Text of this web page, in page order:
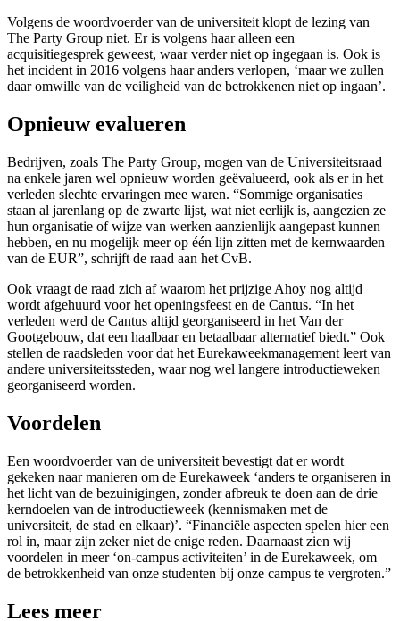
Volgens de woordvoerder van de universiteit klopt de lezing van
The Party Group niet. Er is volgens haar alleen een
acquisitiegesprek geweest, waar verder niet op ingegaan is. Ook is
het incident in 2016 volgens haar anders verlopen, ‘maar we zullen
daar omwille van de veiligheid van de betrokkenen niet op ingaan’.
Opnieuw evalueren
Bedrijven, zoals The Party Group, mogen van de Universiteitsraad
na enkele jaren wel opnieuw worden geëvalueerd, ook als er in het
verleden slechte ervaringen mee waren. “Sommige organisaties
staan al jarenlang op de zwarte lijst, wat niet eerlijk is, aangezien ze
hun organisatie of wijze van werken aanzienlijk aangepast kunnen
hebben, en nu mogelijk meer op één lijn zitten met de kernwaarden
van de EUR”, schrijft de raad aan het CvB.
Ook vraagt de raad zich af waarom het prijzige Ahoy nog altijd
wordt afgehuurd voor het openingsfeest en de Cantus. “In het
verleden werd de Cantus altijd georganiseerd in het Van der
Gootgebouw, dat een haalbaar en betaalbaar alternatief biedt.” Ook
stellen de raadsleden voor dat het Eurekaweekmanagement leert van
andere universiteitssteden, waar nog wel langere introductieweken
georganiseerd worden.
Voordelen
Een woordvoerder van de universiteit bevestigt dat er wordt
gekeken naar manieren om de Eurekaweek ‘anders te organiseren in
het licht van de bezuinigingen, zonder afbreuk te doen aan de drie
kerndoelen van de introductieweek (kennismaken met de
universiteit, de stad en elkaar)’. “Financiële aspecten spelen hier een
rol in, maar zijn zeker niet de enige reden. Daarnaast zien wij
voordelen in meer ‘on-campus activiteiten’ in de Eurekaweek, om
de betrokkenheid van onze studenten bij onze campus te vergroten.”
Lees meer